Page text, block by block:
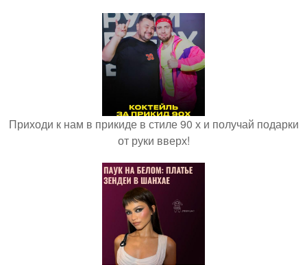
Приходи к нам в прикиде в стиле 90 х и получай подарки
от руки вверх!